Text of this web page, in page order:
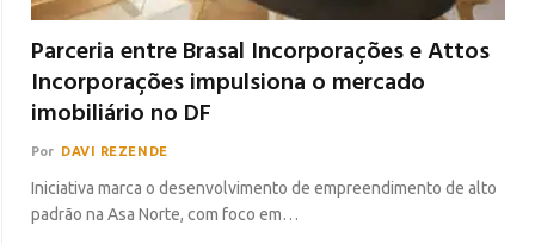
Parceria entre Brasal Incorporações e Attos
Incorporações impulsiona o mercado
imobiliário no DF
Por DAVI REZENDE
Iniciativa marca o desenvolvimento de empreendimento de alto
padrão na Asa Norte, com foco em…